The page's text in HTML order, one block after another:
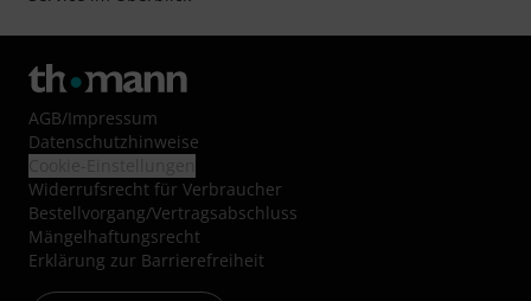
AGB/Impressum
Datenschutzhinweise
Widerrufsrecht für Verbraucher
Bestellvorgang/Vertragsabschluss
Mängelhaftungsrecht
Erklärung zur Barrierefreiheit